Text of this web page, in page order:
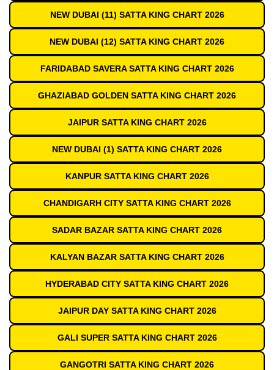
NEW DUBAI (11) SATTA KING CHART 2026
NEW DUBAI (12) SATTA KING CHART 2026
FARIDABAD SAVERA SATTA KING CHART 2026
GHAZIABAD GOLDEN SATTA KING CHART 2026
JAIPUR SATTA KING CHART 2026
NEW DUBAI (1) SATTA KING CHART 2026
KANPUR SATTA KING CHART 2026
CHANDIGARH CITY SATTA KING CHART 2026
SADAR BAZAR SATTA KING CHART 2026
KALYAN BAZAR SATTA KING CHART 2026
HYDERABAD CITY SATTA KING CHART 2026
JAIPUR DAY SATTA KING CHART 2026
GALI SUPER SATTA KING CHART 2026
GANGOTRI SATTA KING CHART 2026